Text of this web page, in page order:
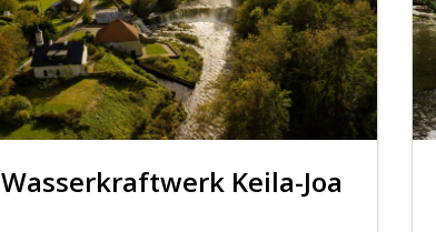
Wasserkraftwerk Keila-Joa